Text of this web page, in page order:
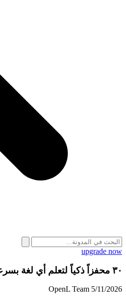
upgrade now
٣٠ محفزاً ذكياً لتعلم أي لغة بسرعة أكبر
OpenL Team 5/11/2026